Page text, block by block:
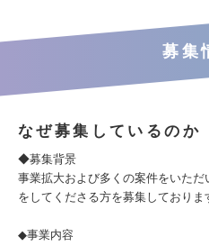
募集
なぜ募集しているのか
◆募集背景
事業拡大および多くの案件をいた
をしてくださる方を募集しておりま
◆事業内容